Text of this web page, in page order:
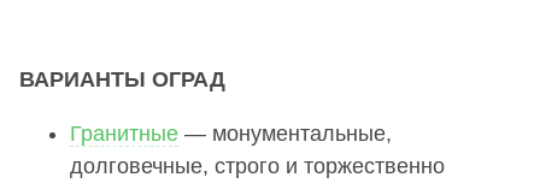
ВАРИАНТЫ ОГРАД
Гранитные — монументальные,
долговечные, строго и торжественно